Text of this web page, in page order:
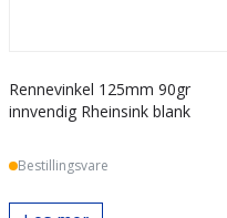
Rennevinkel 125mm 90gr
innvendig Rheinsink blank
Bestillingsvare